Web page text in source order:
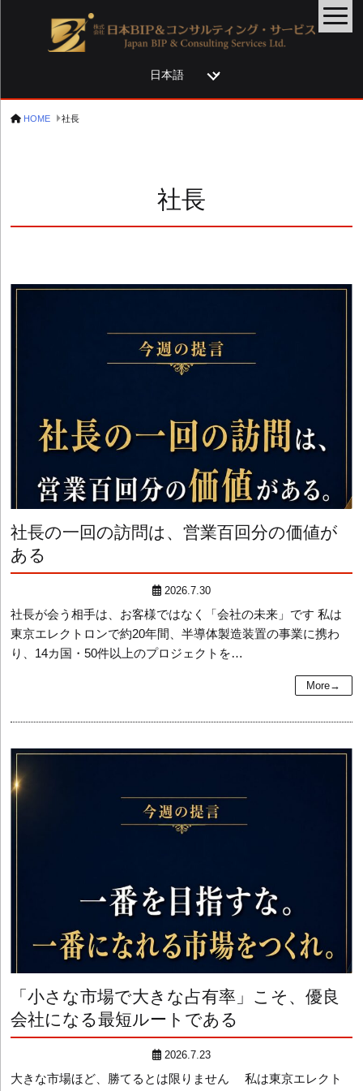
HOME 社長
社長
社長の一回の訪問は、営業百回分の価値が
ある
2026.7.30
社長が会う相手は、お客様ではなく「会社の未来」です 私は
東京エレクトロンで約20年間、半導体製造装置の事業に携わ
り、14カ国・50件以上のプロジェクトを…
More→
「小さな市場で大きな占有率」こそ、優良
会社になる最短ルートである
2026.7.23
大きな市場ほど、勝てるとは限りません 私は東京エレクト